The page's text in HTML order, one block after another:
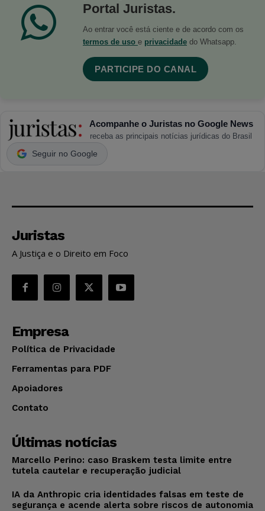
Portal Juristas.
Ao entrar você está ciente e de acordo com os
termos de uso e privacidade do Whatsapp.
PARTICIPE DO CANAL
Acompanhe o Juristas no Google News
receba as principais notícias jurídicas do Brasil
Seguir no Google
Juristas
A Justiça e o Direito em Foco
Empresa
Política de Privacidade
Ferramentas para PDF
Apoiadores
Contato
Últimas notícias
Marcello Perino: caso Braskem testa limite entre
tutela cautelar e recuperação judicial
IA da Anthropic cria identidades falsas em teste de
segurança e acende alerta sobre riscos de autonomia